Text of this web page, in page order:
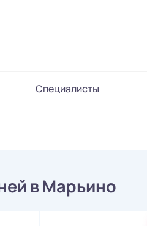
Специалисты
в Марьино